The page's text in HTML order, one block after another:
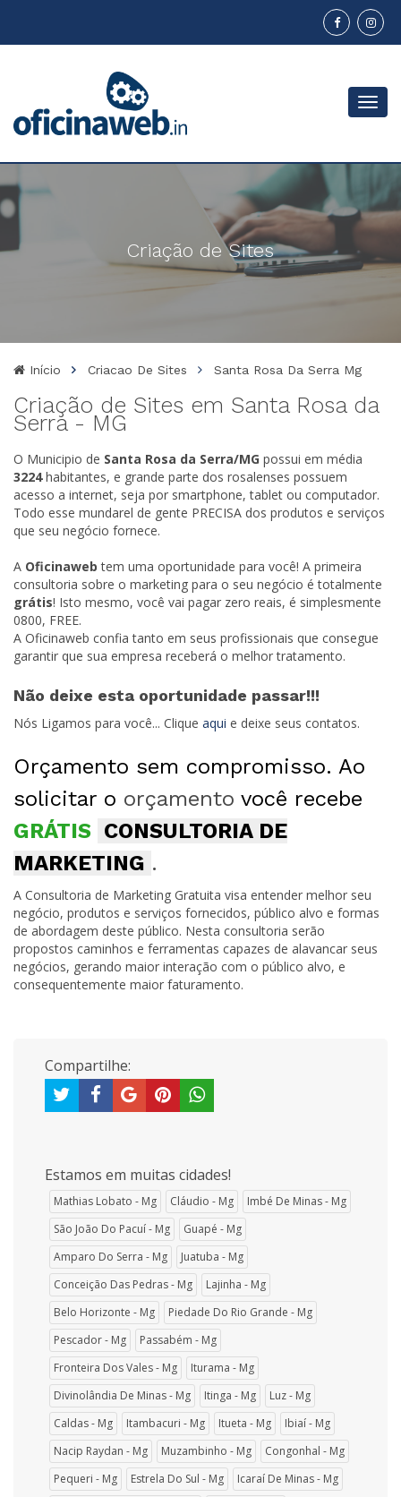
Menu
Criação de Sites
Início Criacao De Sites Santa Rosa Da Serra Mg
Criação de Sites em Santa Rosa da
Serra - MG
O Municipio de Santa Rosa da Serra/MG possui em média
3224habitantes, e grande parte dos rosalenses possuem
acesso a internet, seja por smartphone, tablet ou computador.
Todo esse mundarel de gente PRECISA dos produtos e serviços
que seu negócio fornece.
A Oficinaweb tem uma oportunidade para você! A primeira
consultoria sobre o marketing para o seu negócio é totalmente
grátis! Isto mesmo, você vai pagar zero reais, é simplesmente
0800, FREE.
A Oficinaweb confia tanto em seus profissionais que consegue
garantir que sua empresa receberá o melhor tratamento.
Não deixe esta oportunidade passar!!!
Nós Ligamos para você... Clique aqui e deixe seus contatos.
Orçamento sem compromisso. Ao
solicitar o orçamento você recebe
GRÁTIS CONSULTORIA DE
MARKETING .
A Consultoria de Marketing Gratuita visa entender melhor seu
negócio, produtos e serviços fornecidos, público alvo e formas
de abordagem deste público. Nesta consultoria serão
propostos caminhos e ferramentas capazes de alavancar seus
negócios, gerando maior interação com o público alvo, e
consequentemente maior faturamento.
Compartilhe:
Estamos em muitas cidades!
Mathias Lobato - Mg Cláudio - Mg
Imbé De Minas - Mg
São João Do Pacuí - Mg
Guapé - Mg
Amparo Do Serra - Mg
Juatuba - Mg
Conceição Das Pedras - Mg
Lajinha - Mg
Belo Horizonte - Mg
Piedade Do Rio Grande - Mg
Pescador - Mg
Passabém - Mg
Fronteira Dos Vales - Mg
Iturama - Mg
Divinolândia De Minas - Mg
Itinga - Mg
Luz - Mg
Caldas - Mg
Itambacuri - Mg Itueta - Mg
Ibiaí - Mg
Nacip Raydan - Mg
Muzambinho - Mg
Congonhal - Mg
Pequeri - Mg
Estrela Do Sul - Mg
Icaraí De Minas - Mg